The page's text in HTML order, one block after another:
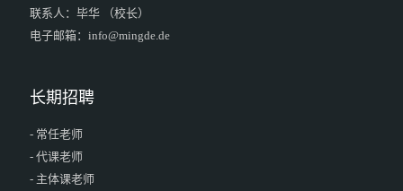
联系人：毕华 （校长）
电子邮箱：info@mingde.de
长期招聘
- 常任老师
- 代课老师
- 主体课老师